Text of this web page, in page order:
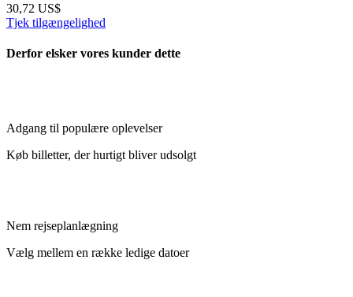
30,72 US$
Tjek tilgængelighed
Derfor elsker vores kunder dette
Adgang til populære oplevelser
Køb billetter, der hurtigt bliver udsolgt
Nem rejseplanlægning
Vælg mellem en række ledige datoer